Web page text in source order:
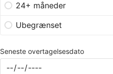
24+ måneder
Ubegrænset
Seneste overtagelsesdato